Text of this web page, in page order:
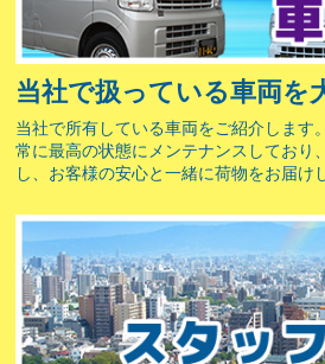
当社で扱っている車両を
当社で所有している車両をご紹介します。
常に最高の状態にメンテナンスしており
し、お客様の安心と一緒に荷物をお届け